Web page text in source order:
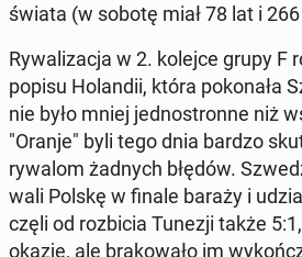
świata (w sobotę miał 78 lat i
Ry­wa­li­za­cja w 2. kolejce grupy F
popisu Ho­lan­dii, która po­ko­na­ła
nie było mniej jed­no­stron­ne niż
"Oranje" byli tego dnia bardzo
rywalom żadnych błędów.
wa­li Polskę w finale baraży i
czę­li od roz­bi­cia Tunezji także
okazje, ale bra­ko­wa­ło im